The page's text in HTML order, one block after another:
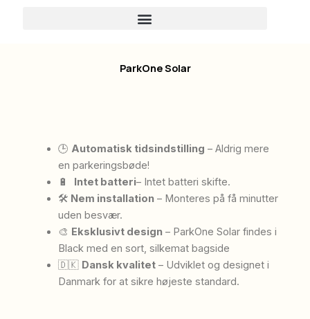
ParkOne Solar
🕒 Automatisk tidsindstilling – Aldrig mere
en parkeringsbøde!
🔋 Intet batteri– Intet batteri skifte.
🛠 Nem installation – Monteres på få minutter
uden besvær.
🎨 Eksklusivt design – ParkOne Solar findes i
Black med en sort, silkemat bagside
🇩🇰 Dansk kvalitet– Udviklet og designet i
Danmark for at sikre højeste standard.